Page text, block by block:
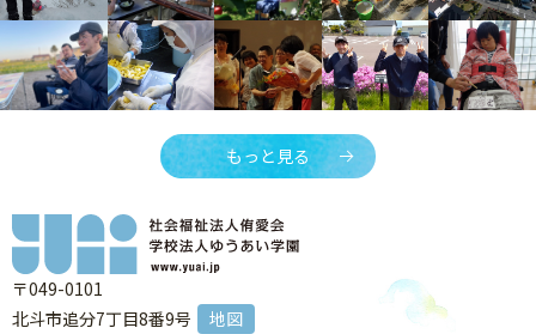
もっと見る
〒049-0101
北斗市追分7丁目8番9号
地図